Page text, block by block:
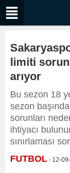
limiti
arıyor
Bu sezon 18
sezon
sorunları
ihtiyacı
sınırlaması
FUTBOL - 12-